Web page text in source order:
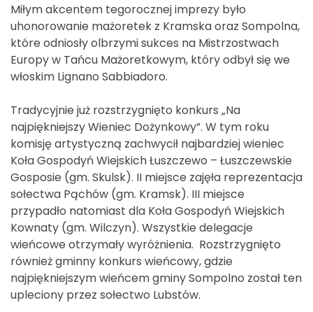
Miłym akcentem tegorocznej imprezy było
uhonorowanie mażoretek z Kramska oraz Sompolna,
które odniosły olbrzymi sukces na Mistrzostwach
Europy w Tańcu Mażoretkowym, który odbył się we
włoskim Lignano Sabbiadoro.
Tradycyjnie już rozstrzygnięto konkurs „Na
najpiękniejszy Wieniec Dożynkowy”. W tym roku
komisję artystyczną zachwycił najbardziej wieniec
Koła Gospodyń Wiejskich Łuszczewo – Łuszczewskie
Gosposie (gm. Skulsk). II miejsce zajęła reprezentacja
sołectwa Pąchów (gm. Kramsk). III miejsce
przypadło natomiast dla Koła Gospodyń Wiejskich
Kownaty (gm. Wilczyn). Wszystkie delegacje
wieńcowe otrzymały wyróżnienia. Rozstrzygnięto
również gminny konkurs wieńcowy, gdzie
najpiękniejszym wieńcem gminy Sompolno został ten
upleciony przez sołectwo Lubstów.